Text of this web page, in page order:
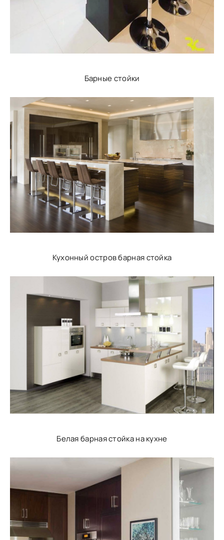
Барные стойки
Кухонный остров барная стойка
Белая барная стойка на кухне